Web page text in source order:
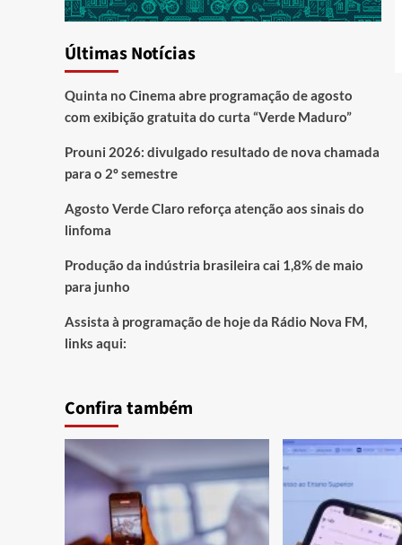
Últimas Notícias
Quinta no Cinema abre programação de agosto
com exibição gratuita do curta “Verde Maduro”
Prouni 2026: divulgado resultado de nova chamada
para o 2º semestre
Agosto Verde Claro reforça atenção aos sinais do
linfoma
Produção da indústria brasileira cai 1,8% de maio
para junho
Assista à programação de hoje da Rádio Nova FM,
links aqui:
Confira também